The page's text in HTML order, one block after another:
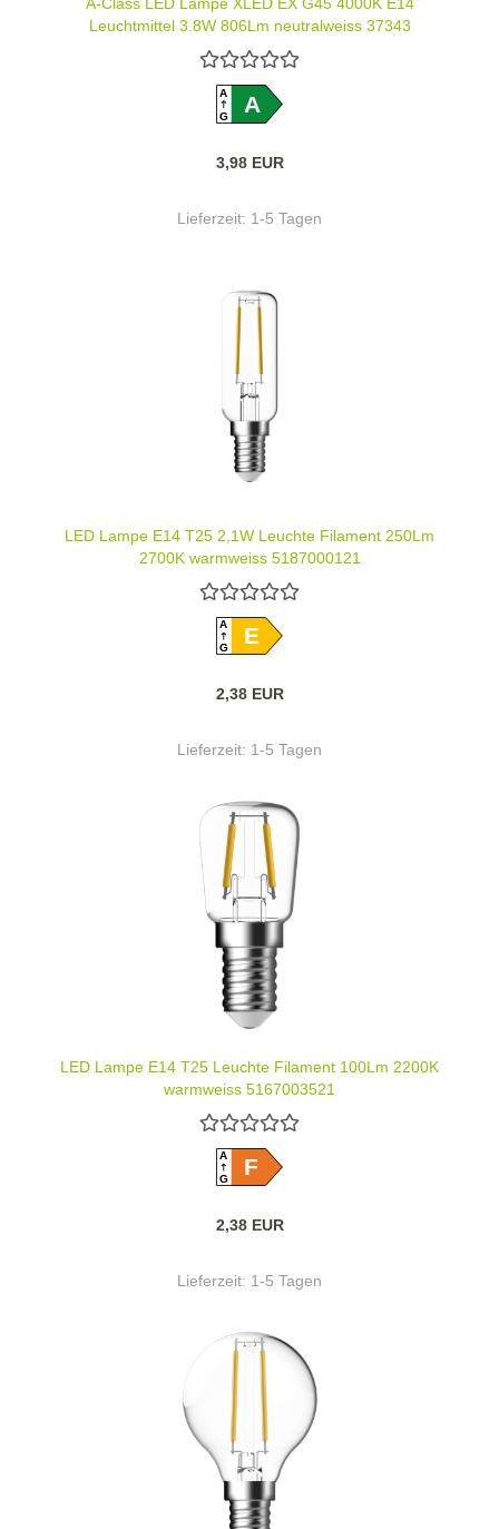
A-Class LED Lampe XLED EX G45 4000K E14
Leuchtmittel 3,8W 806Lm neutralweiss 37343
A
GA
3,98 EUR
Lieferzeit: 1-5 Tagen
LED Lampe E14 T25 2,1W Leuchte Filament 250Lm
2700K warmweiss 5187000121
A
GE
2,38 EUR
Lieferzeit: 1-5 Tagen
LED Lampe E14 T25 Leuchte Filament 100Lm 2200K
warmweiss 5167003521
A
GF
2,38 EUR
Lieferzeit: 1-5 Tagen